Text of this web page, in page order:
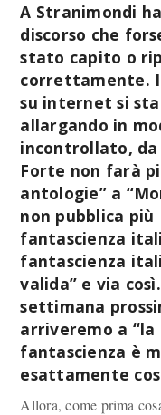
A Stranimondi
discorso che
stato capito o
correttamente.
su internet si sta
allargando in
incontrollato, da
Forte non farà
antologie” a
non pubblica più
fantascienza
fantascienza
valida” e via
settimana
arriveremo a “la
fantascienza è
esattamente
Allora, come prima